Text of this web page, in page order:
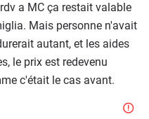
a MC ça restait valable
Mais personne n'avait
autant, et les aides
le prix est redevenu
c'était le cas avant.